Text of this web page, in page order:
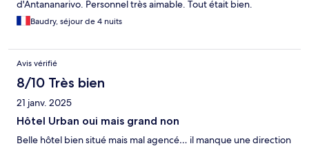
d'Antananarivo. Personnel très aimable. Tout était bien.
Baudry, séjour de 4 nuits
Avis vérifié
8/10 Très bien
21 janv. 2025
Hôtel Urban oui mais grand non
Belle hôtel bien situé mais mal agencé… il manque une direction